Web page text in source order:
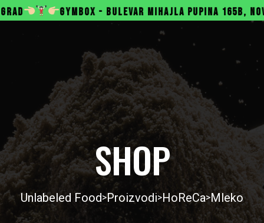
- BULEVAR MIHAJLA PUPINA 165B, NOVI BEOGRAD
SHOP
Unlabeled Food>Proizvodi>HoReCa>Mleko